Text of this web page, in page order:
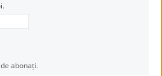
abonați.